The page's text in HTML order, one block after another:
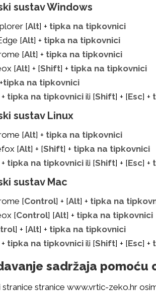
sustav Windows
[Alt] + tipka na tipkovnici
[Alt] + tipka na tipkovnici
[Alt] + tipka na tipkovnici
[Alt] + [Shift] + tipka na tipkovnici
tipka na tipkovnici
tipka na tipkovnici ili [Shift] + [Esc] +
sustav Linux
[Alt] + tipka na tipkovnici
[Alt] + [Shift] + tipka na tipkovnici
tipka na tipkovnici ili [Shift] + [Esc] +
sustav Mac
[Control] + [Alt] + tipka na
[Control] [Alt] + tipka na tipkovnici
] + [Alt] + tipka na tipkovnici
tipka na tipkovnici ili [Shift] + [Esc] +
sadržaja
stranice stranice www.vrtic-zeko.hr